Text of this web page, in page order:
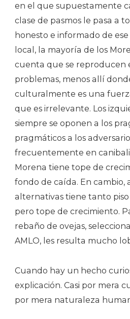
en el que supuestamente
clase de pasmos le pasa a
honesto e informado de ese
local, la mayoría de los
cuenta que se reproducen
problemas, menos allí
culturalmente es una
que es irrelevante. Los
siempre se oponen a los
pragmáticos a los
frecuentemente en
Morena tiene tope de
fondo de caída. En cambio,
alternativas tiene tanto
pero tope de crecimiento.
rebaño de ovejas,
AMLO, les resulta mucho
Cuando hay un hecho
explicación. Casi por mera
por mera naturaleza